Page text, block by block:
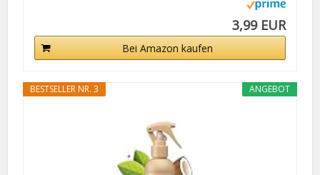
3,99 EUR
Bei Amazon kaufen
ANGEBOT
BESTSELLER NR. 3